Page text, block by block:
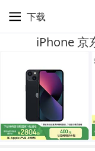
下载
iPhone 京